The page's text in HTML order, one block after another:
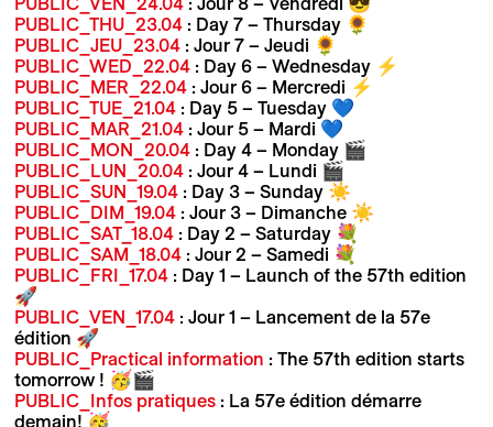
PUBLIC_THU_23.04: Day 7 – Thursday 🌻
PUBLIC_JEU_23.04: Jour 7 – Jeudi 🌻
PUBLIC_WED_22.04: Day 6 – Wednesday ⚡️
PUBLIC_MER_22.04: Jour 6 – Mercredi ⚡️
PUBLIC_TUE_21.04: Day 5 – Tuesday 💙
PUBLIC_MAR_21.04: Jour 5 – Mardi 💙
PUBLIC_MON_20.04: Day 4 – Monday 🎬
PUBLIC_LUN_20.04: Jour 4 – Lundi 🎬
PUBLIC_SUN_19.04: Day 3 – Sunday ☀️
PUBLIC_DIM_19.04: Jour 3 – Dimanche ☀️
PUBLIC_SAT_18.04: Day 2 – Saturday 💐
PUBLIC_SAM_18.04: Jour 2 – Samedi 💐
PUBLIC_FRI_17.04: Day 1 – Launch of the 57th edition
🚀
PUBLIC_VEN_17.04: Jour 1 – Lancement de la 57e
édition 🚀
PUBLIC_Practical information : The 57th edition starts
tomorrow ! 🥳🎬
PUBLIC_Infos pratiques: La 57e édition démarre
demain! 🥳